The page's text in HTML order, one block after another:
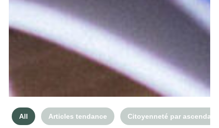
All Articles tendance Citoyenneté par